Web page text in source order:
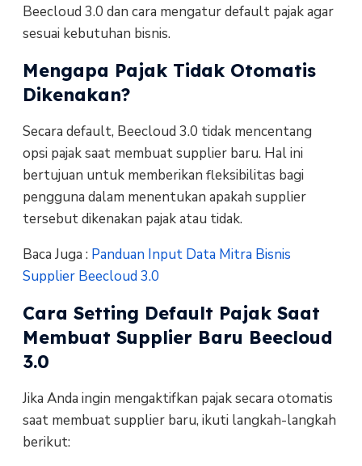
Beecloud 3.0 dan cara mengatur default pajak agar
sesuai kebutuhan bisnis.
Mengapa Pajak Tidak Otomatis
Dikenakan?
Secara default, Beecloud 3.0 tidak mencentang
opsi pajak saat membuat supplier baru. Hal ini
bertujuan untuk memberikan fleksibilitas bagi
pengguna dalam menentukan apakah supplier
tersebut dikenakan pajak atau tidak.
Baca Juga : Panduan Input Data Mitra Bisnis
Supplier Beecloud 3.0
Cara Setting Default Pajak Saat
Membuat Supplier Baru Beecloud
3.0
Jika Anda ingin mengaktifkan pajak secara otomatis
saat membuat supplier baru, ikuti langkah-langkah
berikut: